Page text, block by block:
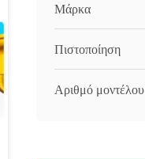
Μάρκα
Πιστοποίηση
Αριθμό μοντέλου